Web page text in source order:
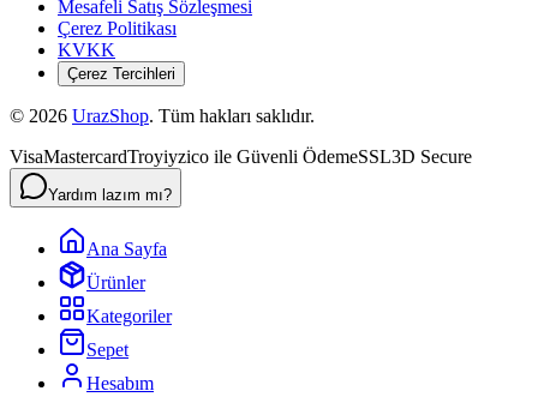
Mesafeli Satış Sözleşmesi
Çerez Politikası
KVKK
Çerez Tercihleri
© 2026 UrazShop. Tüm hakları saklıdır.
VisaMastercardTroyiyzico ile Güvenli ÖdemeSSL3D Secure
Yardım lazım mı?
Ana Sayfa
Ürünler
Kategoriler
Sepet
Hesabım